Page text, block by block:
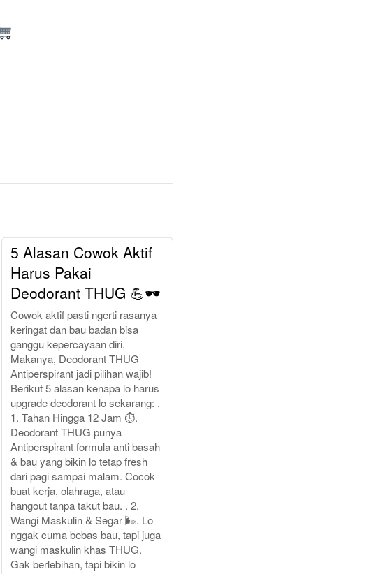
5 Alasan Cowok Aktif
Harus Pakai
Deodorant THUG 💪🕶️
Cowok aktif pasti ngerti rasanya
keringat dan bau badan bisa
ganggu kepercayaan diri.
Makanya, Deodorant THUG
Antiperspirant jadi pilihan wajib!
Berikut 5 alasan kenapa lo harus
upgrade deodorant lo sekarang: .
1. Tahan Hingga 12 Jam ⏱️.
Deodorant THUG punya
Antiperspirant formula anti basah
& bau yang bikin lo tetap fresh
dari pagi sampai malam. Cocok
buat kerja, olahraga, atau
hangout tanpa takut bau. . 2.
Wangi Maskulin & Segar 🌬️. Lo
nggak cuma bebas bau, tapi juga
wangi maskulin khas THUG.
Gak berlebihan, tapi bikin lo